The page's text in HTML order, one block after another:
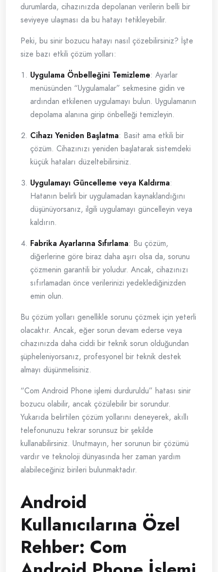
durumlarda, cihazınızda depolanan verilerin belli bir
seviyeye ulaşması da bu hatayı tetikleyebilir.
Peki, bu sinir bozucu hatayı nasıl çözebilirsiniz? İşte
size bazı etkili çözüm yolları:
Uygulama Önbelleğini Temizleme: Ayarlar
menüsünden “Uygulamalar” sekmesine gidin ve
ardından etkilenen uygulamayı bulun. Uygulamanın
depolama alanına girip önbelleği temizleyin.
Cihazı Yeniden Başlatma: Basit ama etkili bir
çözüm. Cihazınızı yeniden başlatarak sistemdeki
küçük hataları düzeltebilirsiniz.
Uygulamayı Güncelleme veya Kaldırma:
Hatanın belirli bir uygulamadan kaynaklandığını
düşünüyorsanız, ilgili uygulamayı güncelleyin veya
kaldırın.
Fabrika Ayarlarına Sıfırlama: Bu çözüm,
diğerlerine göre biraz daha aşırı olsa da, sorunu
çözmenin garantili bir yoludur. Ancak, cihazınızı
sıfırlamadan önce verilerinizi yedeklediğinizden
emin olun.
Bu çözüm yolları genellikle sorunu çözmek için yeterli
olacaktır. Ancak, eğer sorun devam ederse veya
cihazınızda daha ciddi bir teknik sorun olduğundan
şüpheleniyorsanız, profesyonel bir teknik destek
almayı düşünmelisiniz.
“Com Android Phone işlemi durduruldu” hatası sinir
bozucu olabilir, ancak çözülebilir bir sorundur.
Yukarıda belirtilen çözüm yollarını deneyerek, akıllı
telefonunuzu tekrar sorunsuz bir şekilde
kullanabilirsiniz. Unutmayın, her sorunun bir çözümü
vardır ve teknoloji dünyasında her zaman yardım
alabileceğiniz birileri bulunmaktadır.
Android
Kullanıcılarına Özel
Rehber: Com